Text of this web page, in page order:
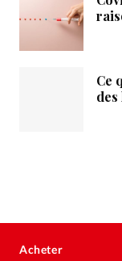
Ce
Acheter